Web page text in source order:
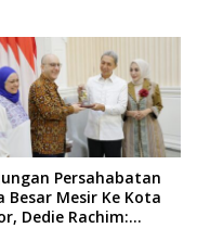
Persahabatan
Besar Mesir Ke Kota
Dedie Rachim: